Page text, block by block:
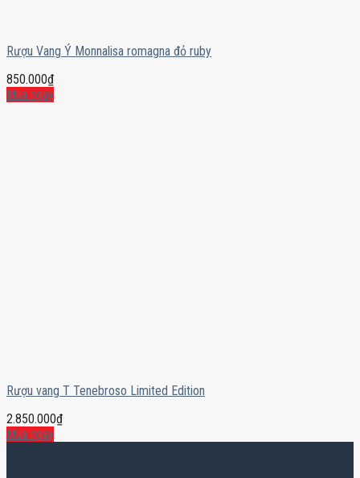
Rượu Vang Ý Monnalisa romagna đỏ ruby
850.000₫
Mua ngay
Rượu vang T Tenebroso Limited Edition
2.850.000₫
Mua ngay